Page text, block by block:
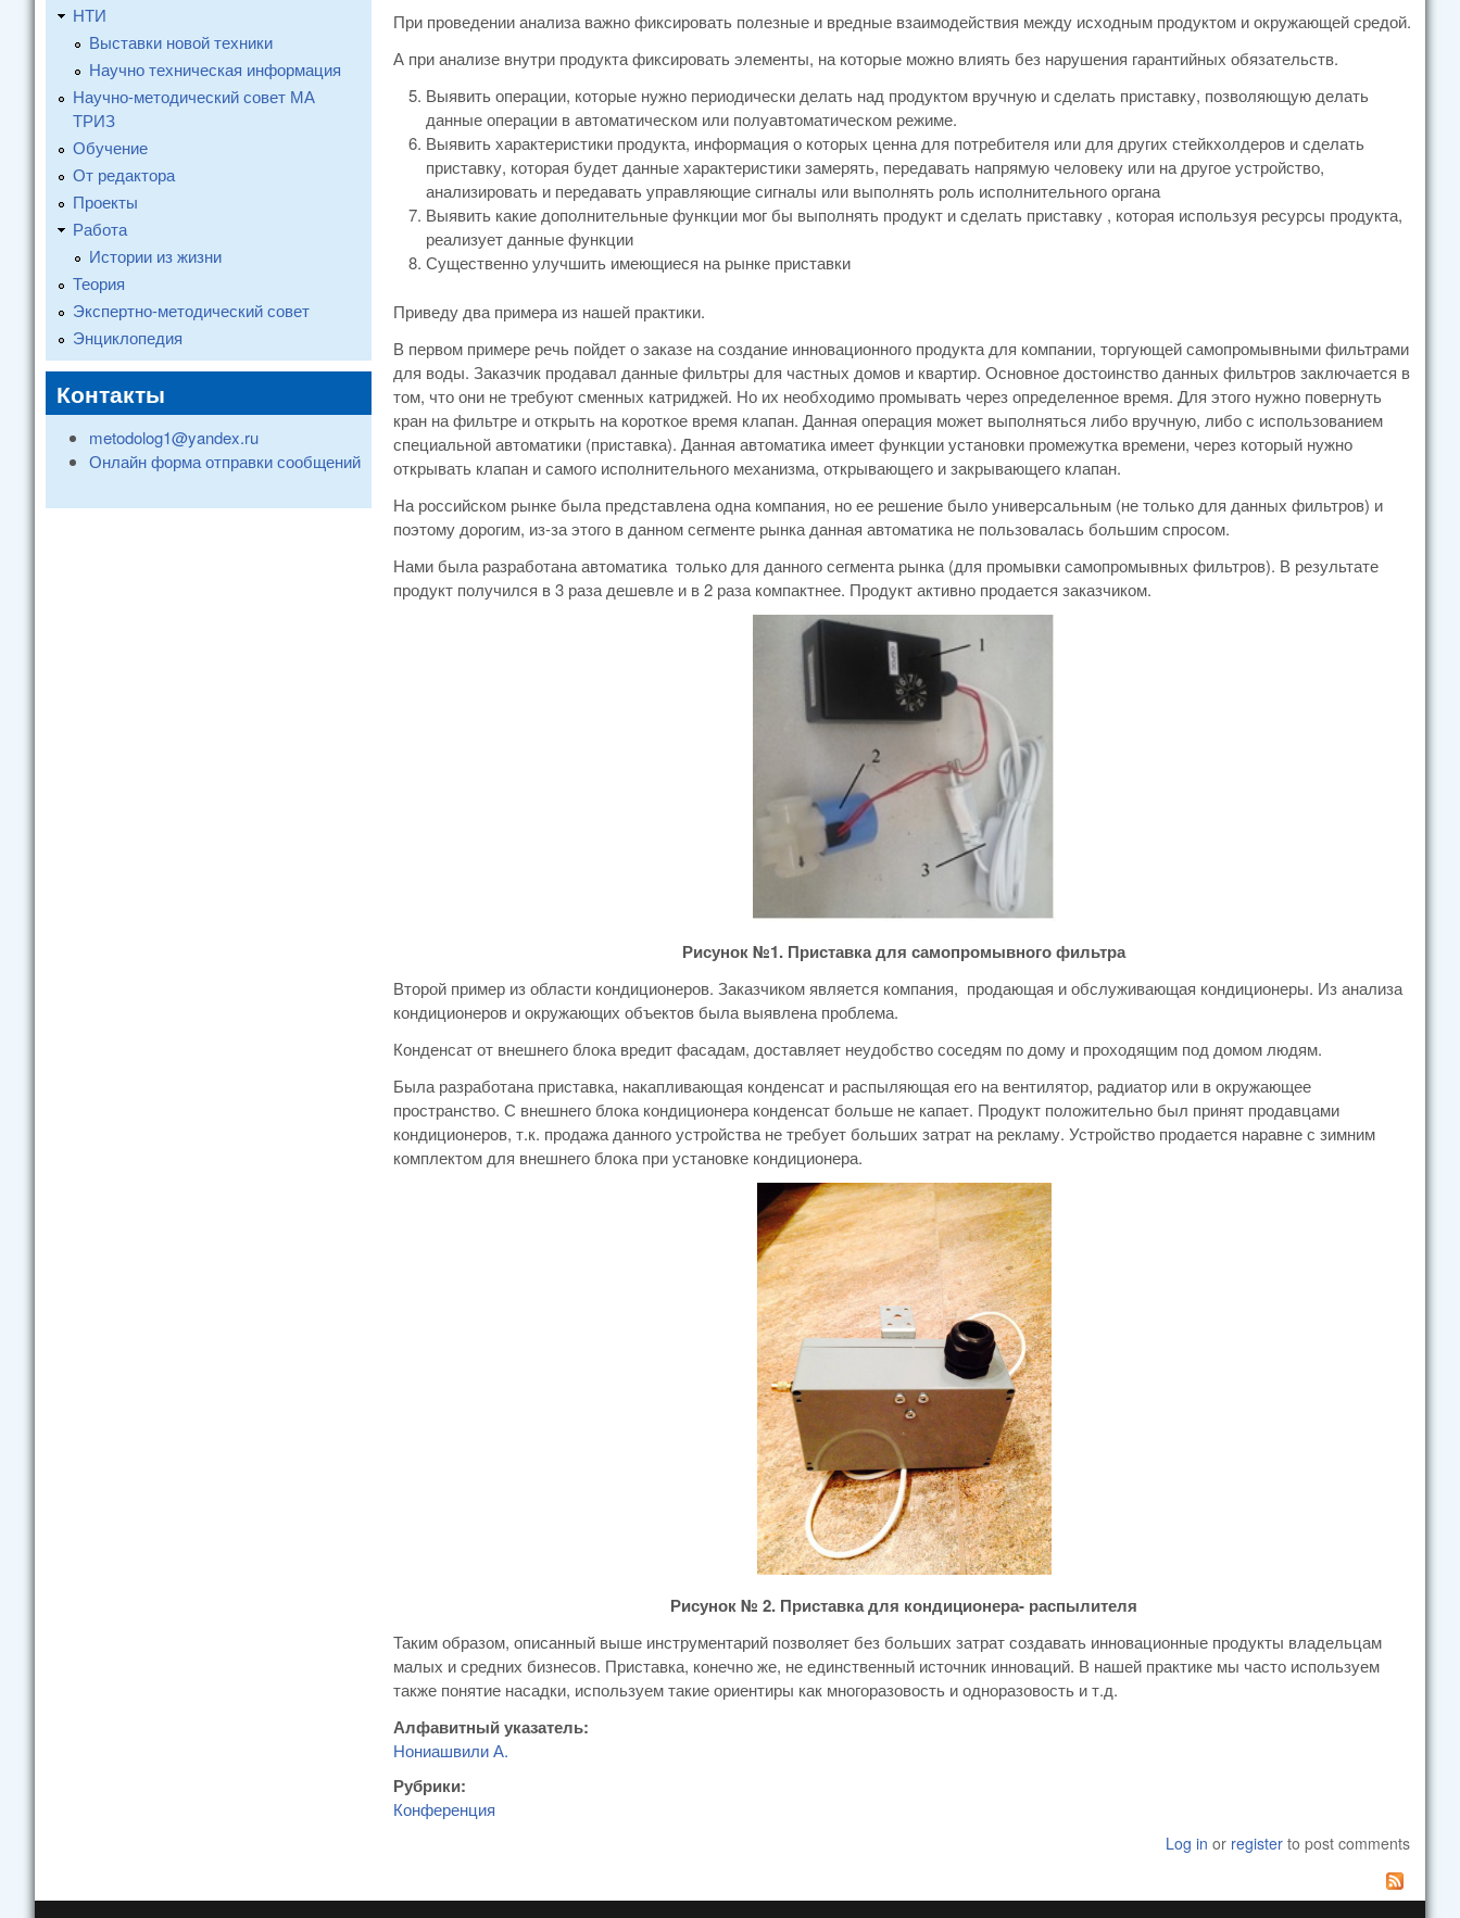
При проведении анализа важно фиксировать полезные и вредные взаимодействия между исходным продуктом и окружающей средой.
А при анализе внутри продукта фиксировать элементы, на которые можно влиять без нарушения гарантийных обязательств.
Выявить операции, которые нужно периодически делать над продуктом вручную и сделать приставку, позволяющую делать
данные операции в автоматическом или полуавтоматическом режиме.
Выявить характеристики продукта, информация о которых ценна для потребителя или для других стейкхолдеров и сделать
приставку, которая будет данные характеристики замерять, передавать напрямую человеку или на другое устройство,
анализировать и передавать управляющие сигналы или выполнять роль исполнительного органа
Выявить какие дополнительные функции мог бы выполнять продукт и сделать приставку , которая используя ресурсы продукта,
реализует данные функции
Существенно улучшить имеющиеся на рынке приставки
Приведу два примера из нашей практики.
В первом примере речь пойдет о заказе на создание инновационного продукта для компании, торгующей самопромывными фильтрами
для воды. Заказчик продавал данные фильтры для частных домов и квартир. Основное достоинство данных фильтров заключается в
том, что они не требуют сменных катриджей. Но их необходимо промывать через определенное время. Для этого нужно повернуть
кран на фильтре и открыть на короткое время клапан. Данная операция может выполняться либо вручную, либо с использованием
специальной автоматики (приставка). Данная автоматика имеет функции установки промежутка времени, через который нужно
открывать клапан и самого исполнительного механизма, открывающего и закрывающего клапан.
На российском рынке была представлена одна компания, но ее решение было универсальным (не только для данных фильтров) и
поэтому дорогим, из-за этого в данном сегменте рынка данная автоматика не пользовалась большим спросом.
Нами была разработана автоматика только для данного сегмента рынка (для промывки самопромывных фильтров). В результате
продукт получился в 3 раза дешевле и в 2 раза компактнее. Продукт активно продается заказчиком.
Рисунок №1. Приставка для самопромывного фильтра
Второй пример из области кондиционеров. Заказчиком является компания, продающая и обслуживающая кондиционеры. Из анализа
кондиционеров и окружающих объектов была выявлена проблема.
Конденсат от внешнего блока вредит фасадам, доставляет неудобство соседям по дому и проходящим под домом людям.
Была разработана приставка, накапливающая конденсат и распыляющая его на вентилятор, радиатор или в окружающее
пространство. С внешнего блока кондиционера конденсат больше не капает. Продукт положительно был принят продавцами
кондиционеров, т.к. продажа данного устройства не требует больших затрат на рекламу. Устройство продается наравне с зимним
комплектом для внешнего блока при установке кондиционера.
Рисунок № 2. Приставка для кондиционера- распылителя
Таким образом, описанный выше инструментарий позволяет без больших затрат создавать инновационные продукты владельцам
малых и средних бизнесов. Приставка, конечно же, не единственный источник инноваций. В нашей практике мы часто используем
также понятие насадки, используем такие ориентиры как многоразовость и одноразовость и т.д.
Алфавитный указатель:
Нониашвили А.
Рубрики:
Конференция
Log in or register to post comments
НТИ
Выставки новой техники
Научно техническая информация
Научно-методический совет МА
ТРИЗ
Обучение
От редактора
Проекты
Работа
Истории из жизни
Теория
Экспертно-методический совет
Энциклопедия
Контакты
metodolog1@yandex.ru
Онлайн форма отправки сообщений